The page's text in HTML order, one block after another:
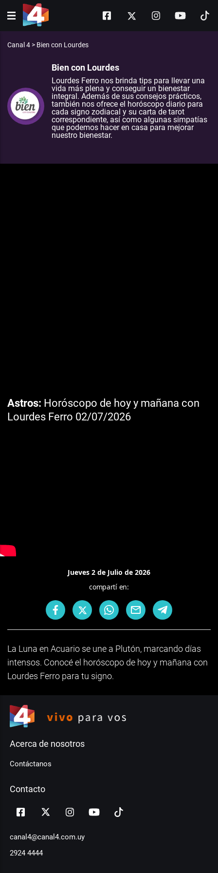
Canal 4 > Bien con Lourdes
Bien con Lourdes
Lourdes Ferro nos brinda tips para llevar una
vida más plena y conseguir un bienestar
integral. Además de sus consejos prácticos,
también nos ofrece el horóscopo diario para
cada signo zodiacal y su carta de tarot
correspondiente, así como algunas simpatías
que podemos hacer en casa para mejorar
nuestro bienestar.
Astros Horóscopo de hoy y mañana con
Lourdes Ferro 02/07/2026
Jueves 2 de Julio de 2026
compartí en:
La Luna en Acuario se une a Plutón, marcando días
intensos. Conocé el horóscopo de hoy y mañana con
Lourdes Ferro para tu signo.
Acerca de nosotros
Contáctanos
Contacto
canal4@canal4.com.uy
2924 4444